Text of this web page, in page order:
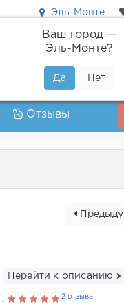
Эль-Монте
Ваш город —
Эль-Монте?
Отзывы
Перейти к описанию
2 отзыва